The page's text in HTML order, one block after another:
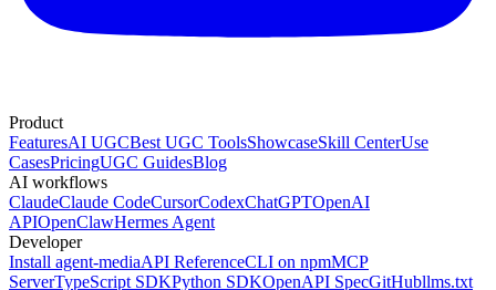
Product
FeaturesAI UGCBest UGC ToolsShowcaseSkill CenterUse
CasesPricingUGC GuidesBlog
AI workflows
ClaudeClaude CodeCursorCodexChatGPTOpenAI
APIOpenClawHermes Agent
Developer
Install agent-mediaAPI ReferenceCLI on npmMCP
ServerTypeScript SDKPython SDKOpenAPI SpecGitHubllms.txt